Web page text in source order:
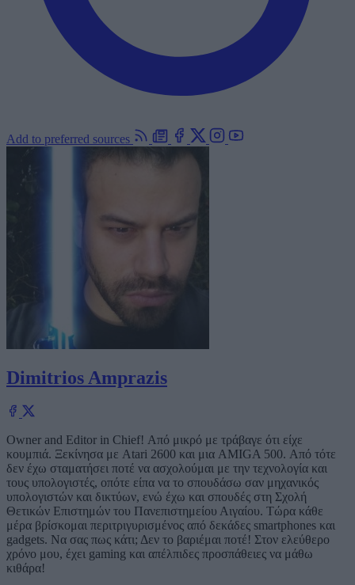
Add to preferred sources
Dimitrios Amprazis
Owner and Editor in Chief! Από μικρό με τράβαγε ότι είχε
κουμπιά. Ξεκίνησα με Atari 2600 και μια AMIGA 500. Από τότε
δεν έχω σταματήσει ποτέ να ασχολούμαι με την τεχνολογία και
τους υπολογιστές, οπότε είπα να το σπουδάσω σαν μηχανικός
υπολογιστών και δικτύων, ενώ έχω και σπουδές στη Σχολή
Θετικών Επιστημών του Πανεπιστημείου Αιγαίου. Τώρα κάθε
μέρα βρίσκομαι περιτριγυρισμένος από δεκάδες smartphones και
gadgets. Να σας πως κάτι; Δεν το βαριέμαι ποτέ! Στον ελεύθερο
χρόνο μου, έχει gaming και απέλπιδες προσπάθειες να μάθω
κιθάρα!